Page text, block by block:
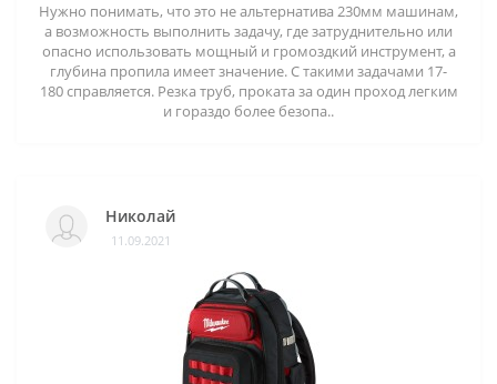
Нужно понимать, что это не альтернатива 230мм машинам,
а возможность выполнить задачу, где затруднительно или
опасно использовать мощный и громоздкий инструмент, а
глубина пропила имеет значение. С такими задачами 17-
180 справляется. Резка труб, проката за один проход легким
и гораздо более безопа..
Николай
11.09.2021